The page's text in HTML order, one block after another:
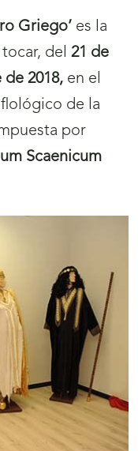
Griego’ es la
del 21 de
2018, en el
de la
por
Scaenicum